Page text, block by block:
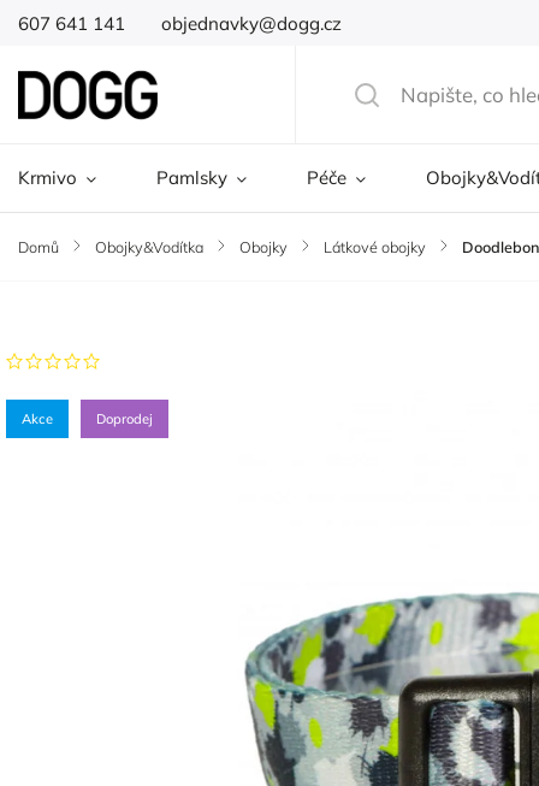
607 641 141 objednavky@dogg.cz
Krmivo Pamlsky Péče
Domů / Obojky&Vodítka / Obojky / Látkové obojky /
Akce Doprodej